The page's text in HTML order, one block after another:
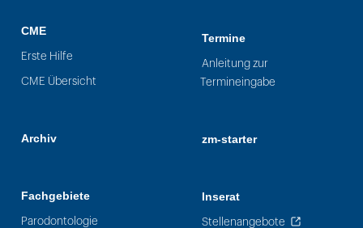
CME
Erste Hilfe
CME Übersicht
Archiv
Fachgebiete
Parodontologie
Termine
Anleitung zur
Termineingabe
zm-starter
Inserat
Stellenangebote